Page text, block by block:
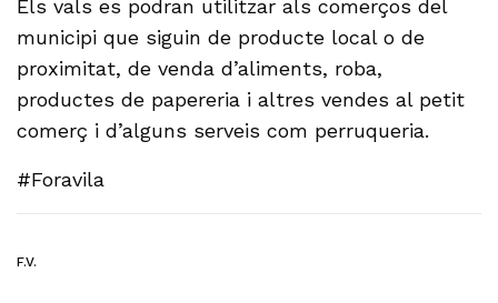
Els vals es podran utilitzar als comerços del
municipi que siguin de producte local o de
proximitat, de venda d’aliments, roba,
productes de papereria i altres vendes al petit
comerç i d’alguns serveis com perruqueria.
#Foravila
F.V.